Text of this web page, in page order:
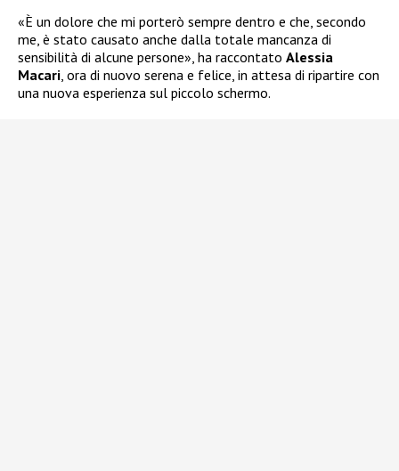
«È un dolore che mi porterò sempre dentro e che, secondo
me, è stato causato anche dalla totale mancanza di
sensibilità di alcune persone», ha raccontato Alessia
Macari, ora di nuovo serena e felice, in attesa di ripartire con
una nuova esperienza sul piccolo schermo.